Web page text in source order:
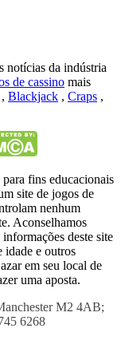
notícias da indústria
de cassino mais
, Blackjack , Craps ,
fins educacionais
site de jogos de
nenhum
Aconselhamos
deste site
idade e outros
em seu local de
uma aposta.
M2 4AB;
6268